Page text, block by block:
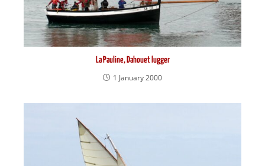
La Pauline, Dahouet lugger
1 January 2000